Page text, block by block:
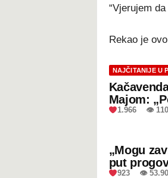
“Vjerujem
Rekao je
NAJČITANIJE U
Majom:
1.966 👁
„Mogu
put
923 👁